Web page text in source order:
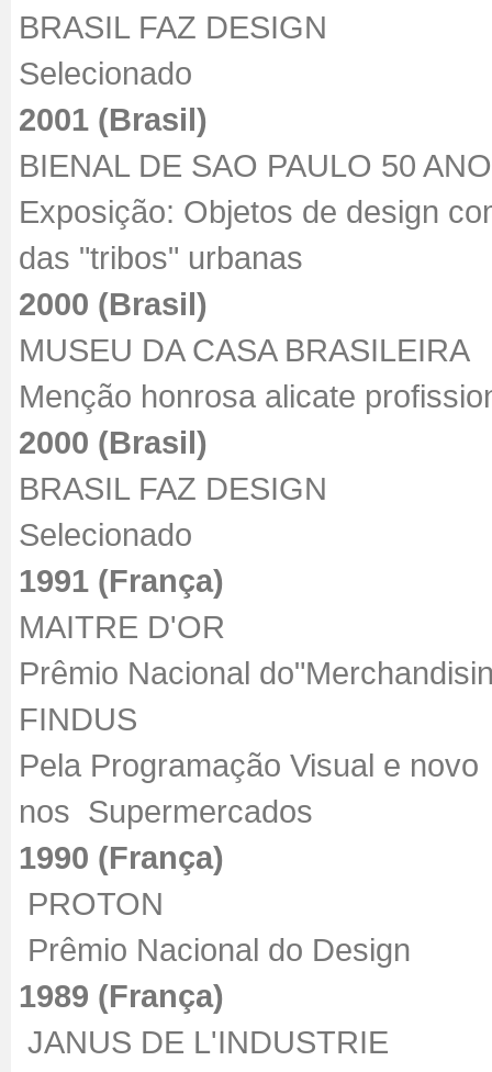
BRASIL FAZ DESIGN
Selecionado
2001 (Brasil)
BIENAL DE SAO PAULO 50
Exposição: Objetos de design
das "tribos" urbanas
2000 (Brasil)
MUSEU DA CASA BRASILEIRA
Menção honrosa alicate
2000 (Brasil)
BRASIL FAZ DESIGN
Selecionado
1991 (França)
MAITRE D'OR
Prêmio Nacional
FINDUS
Pela Programação Visual e
nos Supermercados
1990 (França)
PROTON
Prêmio Nacional do Design
1989 (França)
JANUS DE L'INDUSTRIE